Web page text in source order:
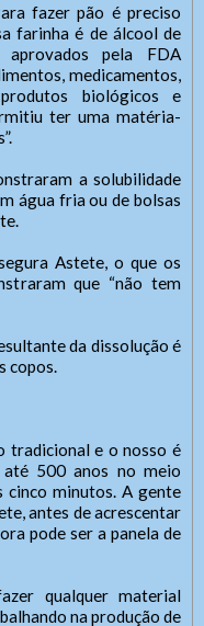
fazer pão é preciso
farinha é de álcool de
pela FDA
medicamentos,
biológicos e
ter uma matéria-
a solubilidade
água fria ou de bolsas
Astete, o que os
que “não tem
da dissolução é
copos.
tradicional e o nosso é
500 anos no meio
cinco minutos. A gente
antes de acrescentar
pode ser a panela de
qualquer material
na produção de